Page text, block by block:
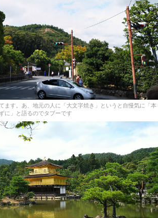
ます。あ、地元の人に「大文字焼き」というと自慢気に「本
に」と語るのでタブーです